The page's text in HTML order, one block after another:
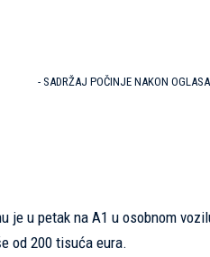
- SADRŽAJ POČINJE NAKON
je u petak na A1 u osobnom
od 200 tisuća eura.